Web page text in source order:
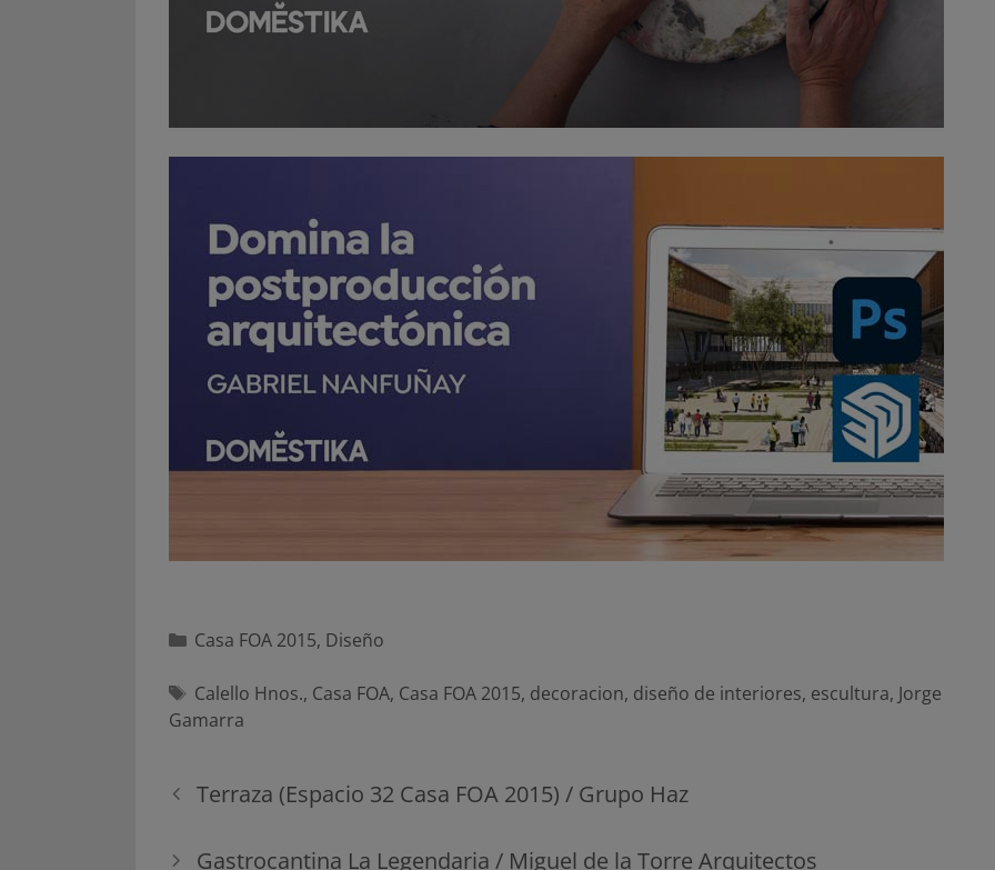
Categorías
Casa FOA 2015, Diseño
Etiquetas
Calello Hnos., Casa FOA, Casa FOA 2015, decoracion, diseño de interiores, escultura, Jorge
Gamarra
Navegación
Terraza (Espacio 32 Casa FOA 2015) / Grupo Haz
Gastrocantina La Legendaria / Miguel de la Torre Arquitectos